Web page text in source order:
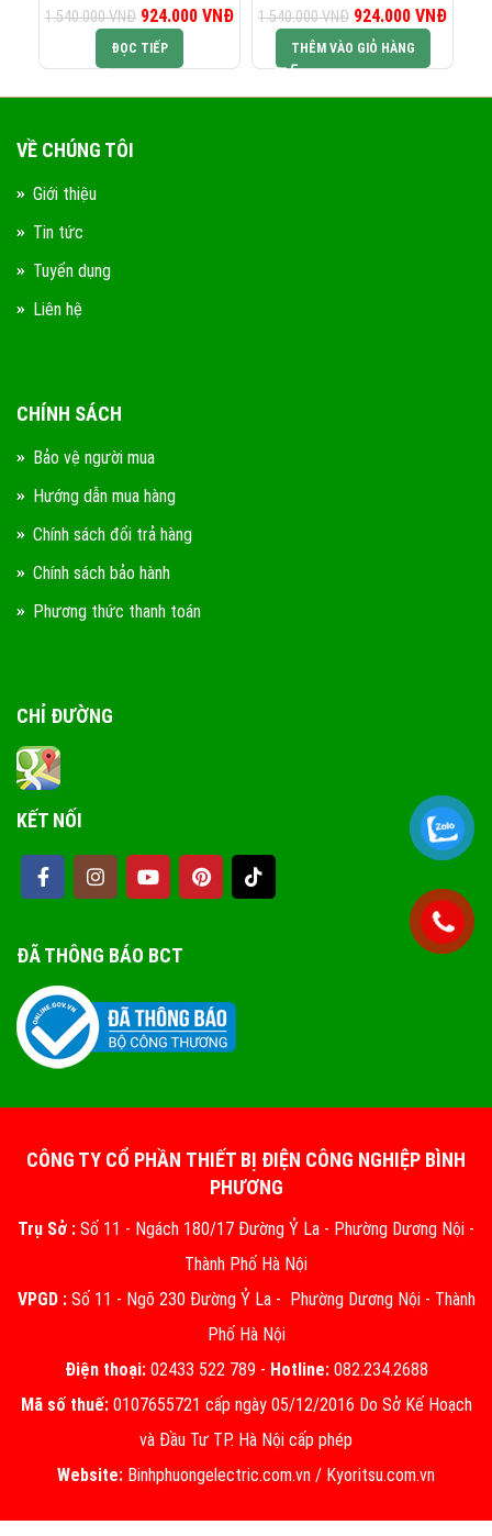
1.540.000VNĐ
Giá gốc là:
1.540.000 VNĐ.
924.000 VNĐ Giá hiện tại là:
924.000 VNĐ.
ĐỌC TIẾP
1.540.000VNĐ
Giá gốc là:
1.540.000 VNĐ.
924.000 VNĐ
THÊM VÀO GIỎ HÀNG
VỀ CHÚNG TÔI
Giới thiệu
Tin tức
Tuyển dụng
Liên hệ
CHÍNH SÁCH
Bảo vệ người mua
Hướng dẫn mua hàng
Chính sách đổi trả hàng
Chính sách bảo hành
Phương thức thanh toán
CHỈ ĐƯỜNG
KẾT NỐI
ĐÃ THÔNG BÁO BCT
CÔNG TY CỔ PHẦN THIẾT BỊ ĐIỆN CÔNG NGHIỆP BÌNH
PHƯƠNG
Trụ Sở : Số 11 - Ngách 180/17 Đường Ỷ La - Phường Dương Nội -
Thành Phố Hà Nội
VPGD :Số 11 - Ngõ 230 Đường Ỷ La - Phường Dương Nội - Thành
Phố Hà Nội
Điện thoại:02433 522 789 - Hotline:082.234.2688
Mã số thuế:0107655721 cấp ngày 05/12/2016 Do Sở Kế Hoạch
và Đầu Tư TP. Hà Nội cấp phép
Website: Binhphuongelectric.com.vn / Kyoritsu.com.vn